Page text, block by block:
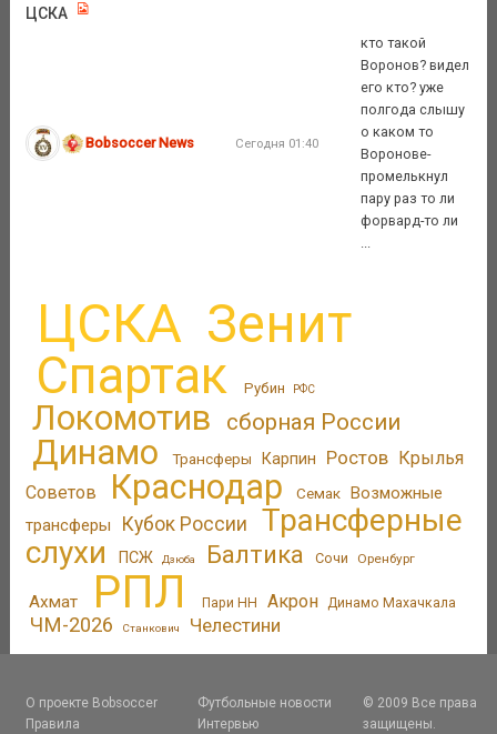
ЦСКА
Bobsoccer News Сегодня 01:40
кто такой
Воронов? видел
его кто? уже
полгода слышу
о каком то
Воронове-
промелькнул
пару раз то ли
форвард-то ли
ЦСКА Зенит
Спартак Рубин РФС
Локомотив сборная России
Динамо Трансферы Карпин Ростов Крылья
Советов
Краснодар Семак Возможные
трансферы
Кубок России
Трансферные
слухи
ПСЖ Дзюба Балтика Сочи Оренбург
Ахмат РПЛ Пари НН Акрон Динамо Махачкала
ЧМ-2026 Станкович Челестини
О проекте Bobsoccer
Правила
Футбольные новости
Интервью
© 2009 Все права
защищены.